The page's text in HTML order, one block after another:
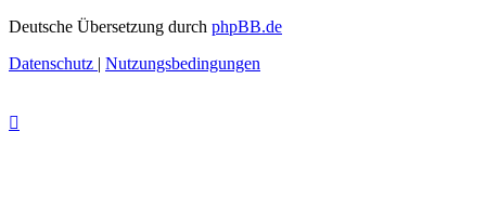
Deutsche Übersetzung durch phpBB.de
Datenschutz | Nutzungsbedingungen